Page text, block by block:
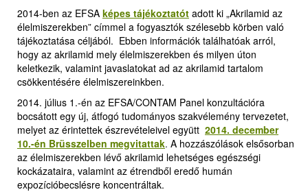
2014-ben az EFSA képes tájékoztatót adott ki „Akrilamid az
élelmiszerekben” címmel a fogyasztók szélesebb körben való
tájékoztatása céljából. Ebben információk találhatóak arról,
hogy az akrilamid mely élelmiszerekben és milyen úton
keletkezik, valamint javaslatokat ad az akrilamid tartalom
csökkentésére élelmiszereinkben.
2014. július 1.-én az EFSA/CONTAM Panel konzultációra
bocsátott egy új, átfogó tudományos szakvélemény tervezetet,
melyet az érintettek észrevételeivel együtt 2014. december
10.-én Brüsszelben megvitattak. A hozzászólások elsősorban
az élelmiszerekben lévő akrilamid lehetséges egészségi
kockázataira, valamint az étrendből eredő humán
expozícióbecslésre koncentráltak.